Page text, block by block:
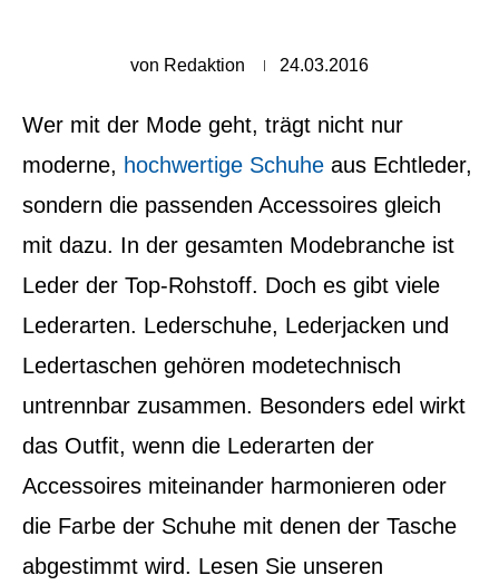
von Redaktion 24.03.2016
Wer mit der Mode geht, trägt nicht nur
moderne, hochwertige Schuhe aus Echtleder,
sondern die passenden Accessoires gleich
mit dazu. In der gesamten Modebranche ist
Leder der Top-Rohstoff. Doch es gibt viele
Lederarten. Lederschuhe, Lederjacken und
Ledertaschen gehören modetechnisch
untrennbar zusammen. Besonders edel wirkt
das Outfit, wenn die Lederarten der
Accessoires miteinander harmonieren oder
die Farbe der Schuhe mit denen der Tasche
abgestimmt wird. Lesen Sie unseren